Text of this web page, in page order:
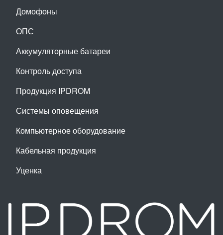
Домофоны
ОПС
Аккумуляторные батареи
Контроль доступа
Продукция IPDROM
Системы оповещения
Компьютерное оборудование
Кабельная продукция
Уценка